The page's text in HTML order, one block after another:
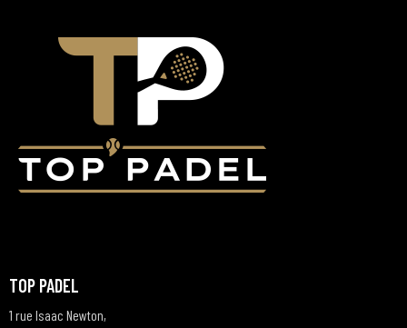
TOP PADEL
1 rue Isaac Newton,